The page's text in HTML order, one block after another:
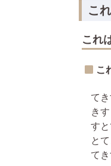
こ
これ
こ
て
き
す
と
て